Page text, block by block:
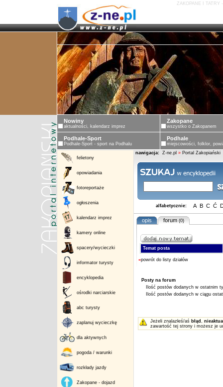
ZAKOPANE I TATRY
Nowiny
aktualności, kalendarz imprez
Zakopane
wszystko o Zakopanem
Podhale-Sport
Podhale-Sport - sport na Podhalu
Podhale
miejscowości, folklor,
felietony
opowiadania
fotoreportaże
ogłoszenia
kalendarz imprez
kamery online
spacery/wycieczki
informator turysty
encyklopedia
ośrodki narciarskie
abc turysty
zaplanuj wycieczkę
dla aktywnych
pogoda / warunki
rozkłady jazdy
Zakopane - dojazd
nawigacja: Z-ne.pl » Portal Zakopiański
alfabetycznie: A B C Ć
opis forum (0)
Temat posta
«powrót do listy działów
Posty na forum
Ilość postów dodanych w ostatnim
Ilość postów dodanych w ciągu
Jeżeli znalazłeś/aś błąd ,
zawartość tej strony i możesz je